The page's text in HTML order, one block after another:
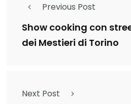
Previous Post
Show cooking con
dei Mestieri di Torino
Next Post